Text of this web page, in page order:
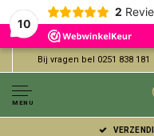
10
2
Bij vragen bel 0251 838 181
MENU